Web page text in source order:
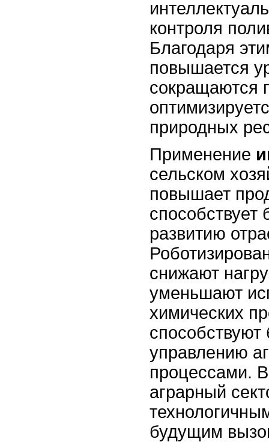
контроля
Благодаря
повышается
сокращаются
природных
Применение
сельском
повышает
способствует
развитию
снижают
уменьшают
химических
управлению
процессами.
аграрный
будущим